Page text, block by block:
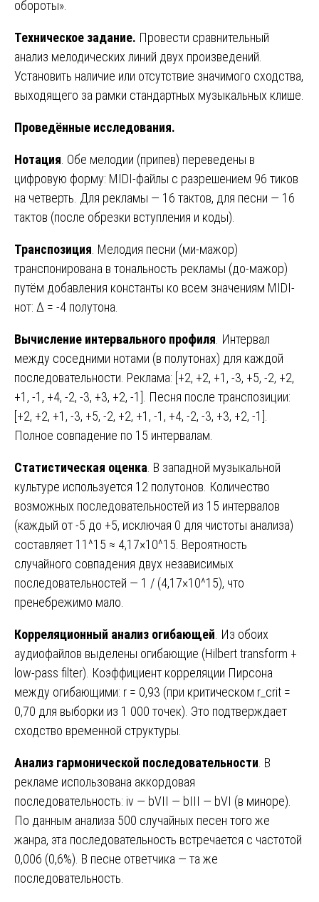
обороты».
Техническое задание. Провести сравнительный
анализ мелодических линий двух произведений.
Установить наличие или отсутствие значимого сходства,
выходящего за рамки стандартных музыкальных клише.
Проведённые исследования.
Нотация . Обе мелодии (припев) переведены в
цифровую форму: MIDI-файлы с разрешением 96 тиков
на четверть. Для рекламы — 16 тактов, для песни — 16
тактов (после обрезки вступления и коды).
Транспозиция . Мелодия песни (ми-мажор)
транспонирована в тональность рекламы (до-мажор)
путём добавления константы ко всем значениям MIDI-
нот: Δ = -4 полутона.
Вычисление интервального профиля . Интервал
между соседними нотами (в полутонах) для каждой
последовательности. Реклама: [+2, +2, +1, -3, +5, -2, +2,
+1, -1, +4, -2, -3, +3, +2, -1]. Песня после транспозиции:
[+2, +2, +1, -3, +5, -2, +2, +1, -1, +4, -2, -3, +3, +2, -1].
Полное совпадение по 15 интервалам.
Статистическая оценка . В западной музыкальной
культуре используется 12 полутонов. Количество
возможных последовательностей из 15 интервалов
(каждый от -5 до +5, исключая 0 для чистоты анализа)
составляет 11^15 ≈ 4,17×10^15. Вероятность
случайного совпадения двух независимых
последовательностей — 1 / (4,17×10^15), что
пренебрежимо мало.
Корреляционный анализ огибающей . Из обоих
аудиофайлов выделены огибающие (Hilbert transform +
low-pass filter). Коэффициент корреляции Пирсона
между огибающими: r = 0,93 (при критическом r_crit =
0,70 для выборки из 1 000 точек). Это подтверждает
сходство временной структуры.
Анализ гармонической последовательности . В
рекламе использована аккордовая
последовательность: iv — bVII — bIII — bVI (в миноре).
По данным анализа 500 случайных песен того же
жанра, эта последовательность встречается с частотой
0,006 (0,6%). В песне ответчика — та же
последовательность.